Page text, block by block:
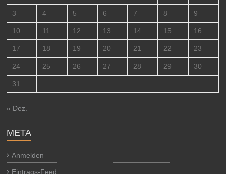
3 4 5 6 7 8 9
10 11 12 13 14 15 16
17 18 19 20 21 22 23
24 25 26 27 28 29 30
31
« Dez.
META
Anmelden
Eintrags-Feed